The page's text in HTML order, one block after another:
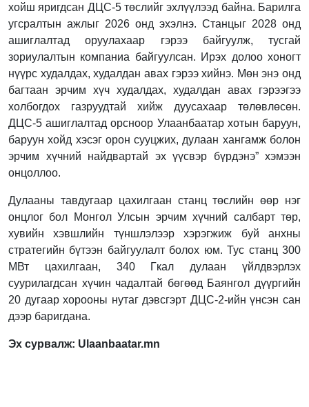
хойш яригдсан ДЦС-5 төслийг эхлүүлээд байна. Барилга
угсралтын ажлыг 2026 онд эхэлнэ. Станцыг 2028 онд
ашиглалтад оруулахаар гэрээ байгуулж, тусгай
зориулалтын компаниа байгуулсан. Ирэх долоо хоногт
нүүрс худалдах, худалдан авах гэрээ хийнэ. Мөн энэ онд
багтаан эрчим хүч худалдах, худалдан авах гэрээгээ
холбогдох газруудтай хийж дуусахаар төлөвлөсөн.
ДЦС-5 ашиглалтад орсноор Улаанбаатар хотын баруун,
баруун хойд хэсэг орон сууцжих, дулаан хангамж болон
эрчим хүчний найдвартай эх үүсвэр бүрдэнэ” хэмээн
онцоллоо.
Дулааны тавдугаар цахилгаан станц төслийн өөр нэг
онцлог бол Монгол Улсын эрчим хүчний салбарт төр,
хувийн хэвшлийн түншлэлээр хэрэгжиж буй анхны
стратегийн бүтээн байгуулалт болох юм. Тус станц 300
МВт цахилгаан, 340 Гкал дулаан үйлдвэрлэх
суурилагдсан хүчин чадалтай бөгөөд Баянгол дүүргийн
20 дугаар хорооны нутаг дэвсгэрт ДЦС-2-ийн үнсэн сан
дээр баригдана.
Эх сурвалж: Ulaanbaatar.mn